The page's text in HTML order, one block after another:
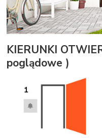
KIERUNKI
poglądowe )